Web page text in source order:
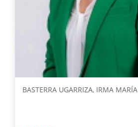
BASTERRA UGARRIZA, IRMA MARÍA